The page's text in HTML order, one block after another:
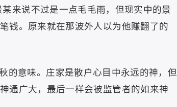
来说不过是一点毛毛雨，但现实中的景
钱。原来就在那波外人以为他赚翻了的
的意味。庄家是散户心目中永远的神，但
通广大，最后一样会被监管者的如来神